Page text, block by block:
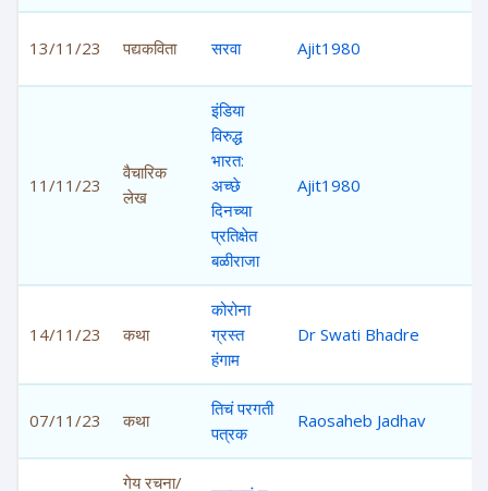
13/11/23 पद्यकविता सरवा Ajit1980
11/11/23
वैचारिक
लेख
इंडिया
विरुद्ध
भारत:
अच्छे
दिनच्या
प्रतिक्षेत
बळीराजा
Ajit1980
14/11/23 कथा
कोरोना
ग्रस्त
हंगाम
Dr Swati Bhadre
07/11/23 कथा
तिचं परगती
पत्रक
Raosaheb Jadhav
गेय रचना/